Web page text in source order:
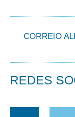
CORREIO
REDES